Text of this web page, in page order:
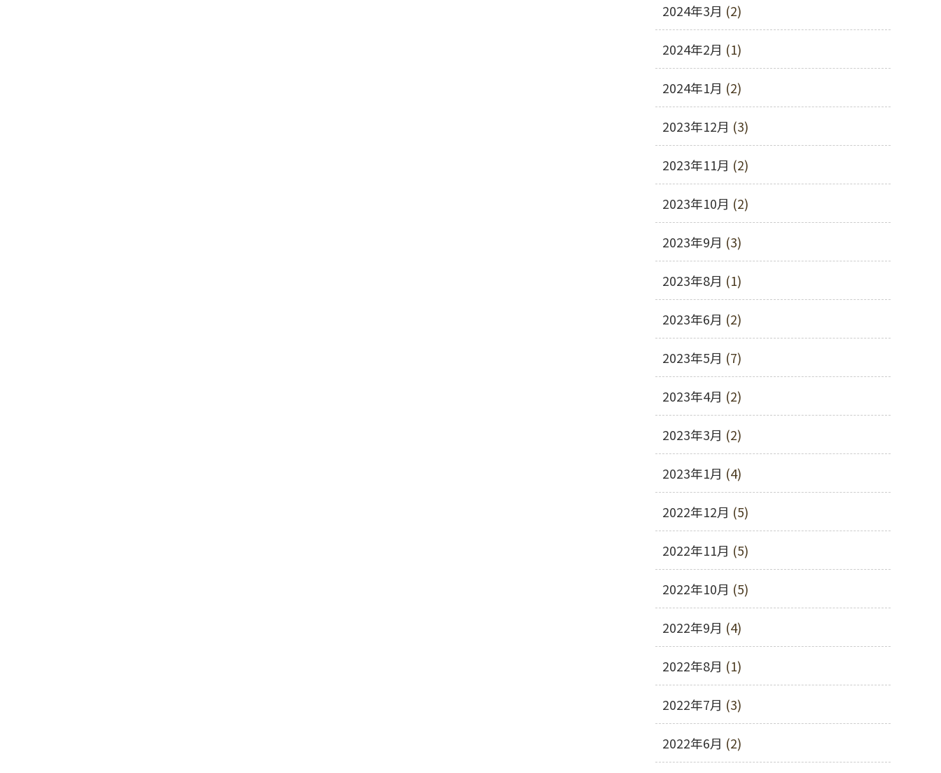
2024年3月 (2)
2024年2月 (1)
2024年1月 (2)
2023年12月 (3)
2023年11月 (2)
2023年10月 (2)
2023年9月 (3)
2023年8月 (1)
2023年6月 (2)
2023年5月 (7)
2023年4月 (2)
2023年3月 (2)
2023年1月 (4)
2022年12月 (5)
2022年11月 (5)
2022年10月 (5)
2022年9月 (4)
2022年8月 (1)
2022年7月 (3)
2022年6月 (2)